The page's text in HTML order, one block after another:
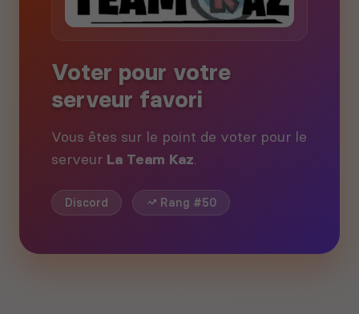
Voter pour votre
serveur favori
Vous êtes sur le point de voter pour le
serveur La Team Kaz.
Discord Rang #50